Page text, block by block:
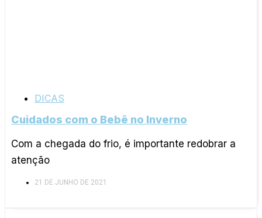
DICAS
Cuidados com o Bebê no Inverno
Com a chegada do frio, é importante redobrar a
atenção
21 DE JUNHO DE 2021